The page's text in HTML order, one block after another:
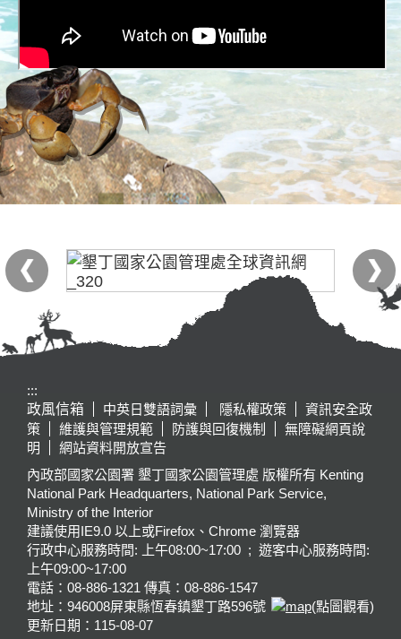
:::
政風信箱
中英日雙語詞彙 隱私權政策
資訊安全政
策
維護與管理規範 防護與回復機制
無障礙網頁說
明
網站資料開放宣告
內政部國家公園署 墾丁國家公園管理處 版權所有 Kenting
National Park Headquarters, National Park Service,
Ministry of the Interior
建議使用IE9.0 以上或Firefox、Chrome 瀏覽器
行政中心服務時間: 上午08:00~17:00 ; 遊客中心服務時間:
上午09:00~17:00
電話：08-886-1321 傳真：08-886-1547
地址：946008屏東縣恆春鎮墾丁路596號
(點圖觀看)
更新日期： 115-08-07